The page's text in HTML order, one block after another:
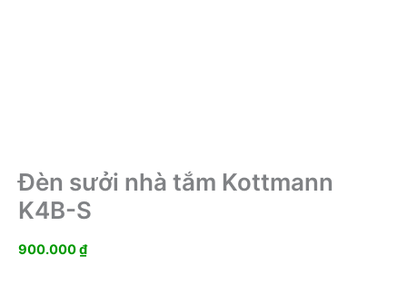
Đèn sưởi nhà tắm Kottmann
K4B-S
900.000₫